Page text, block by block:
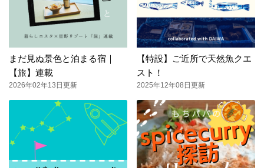
まだ見ぬ景色と泊まる宿｜
【旅】連載
2026年02年13日更新
【特設】ご近所で天然魚クエ
スト！
2025年12年08日更新